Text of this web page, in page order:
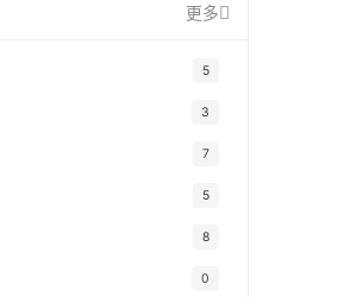
更多
5
3
7
5
8
0